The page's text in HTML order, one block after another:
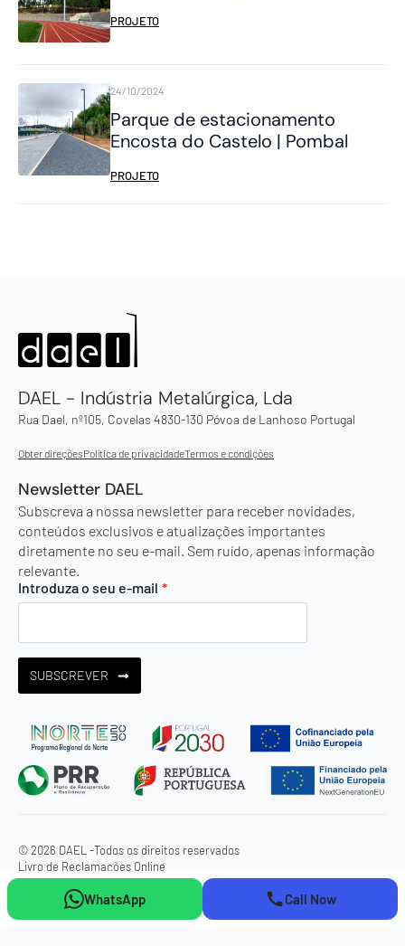
PROJETO
Parque de estacionamento
Encosta do Castelo | Pombal
24/10/2024
PROJETO
DAEL - Indústria Metalúrgica, Lda
Rua Dael, nº105, Covelas 4830-130 Póvoa de Lanhoso Portugal
Obter direçõesPolítica de privacidadeTermos e condições
Newsletter DAEL
Subscreva a nossa newsletter para receber novidades,
conteúdos exclusivos e atualizações importantes
diretamente no seu e-mail. Sem ruído, apenas informação
relevante.
Introduza o seu e-mail *
SUBSCREVER
© 2026 DAEL -Todos os direitos reservados
Livro de Reclamações Online
WhatsApp Call Now